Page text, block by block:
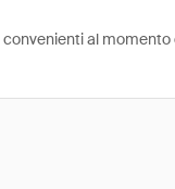
al